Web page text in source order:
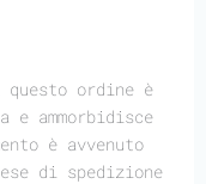
ordine è
ammorbidisce
è avvenuto
di spedizione